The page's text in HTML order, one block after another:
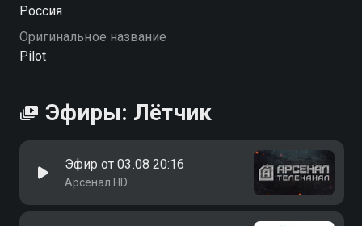
Россия
Оригинальное название
Pilot
Эфиры: Лётчик
Эфир от 03.08 20:16
Арсенал HD